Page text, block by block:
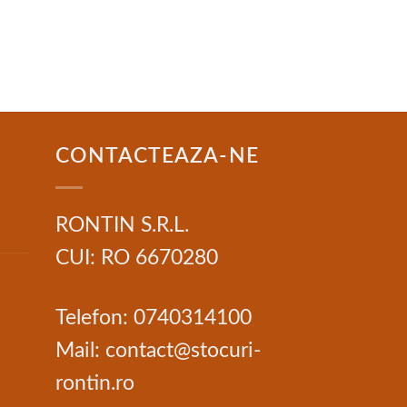
CONTACTEAZA-NE
RONTIN S.R.L.
CUI: RO 6670280
Telefon: 0740314100
Mail: contact@stocuri-
rontin.ro